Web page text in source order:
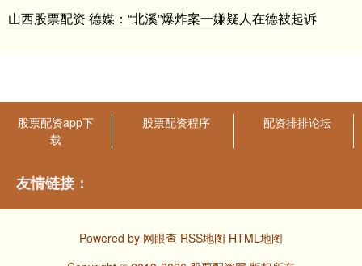
山西股票配资 德媒：“北溪”爆炸案一嫌疑人在德被起诉
股票配资app下
载
股票配资程序 配资排排论坛
友情链接：
Powered by 网眼查 RSS地图 HTML地图